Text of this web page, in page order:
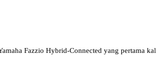
Fazzio Hybrid-Connected yang pertama